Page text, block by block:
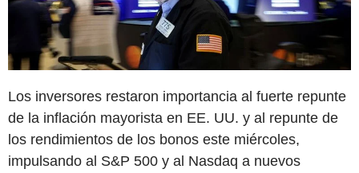
Los inversores restaron importancia al fuerte repunte
de la inflación mayorista en EE. UU. y al repunte de
los rendimientos de los bonos este miércoles,
impulsando al S&P 500 y al Nasdaq a nuevos